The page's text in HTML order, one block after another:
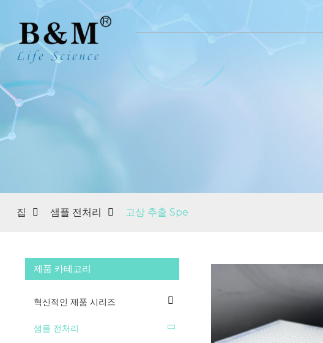
집 샘플 전처리 고상 추출 Spe
제품 카테고리
혁신적인 제품 시리즈
샘플 전처리